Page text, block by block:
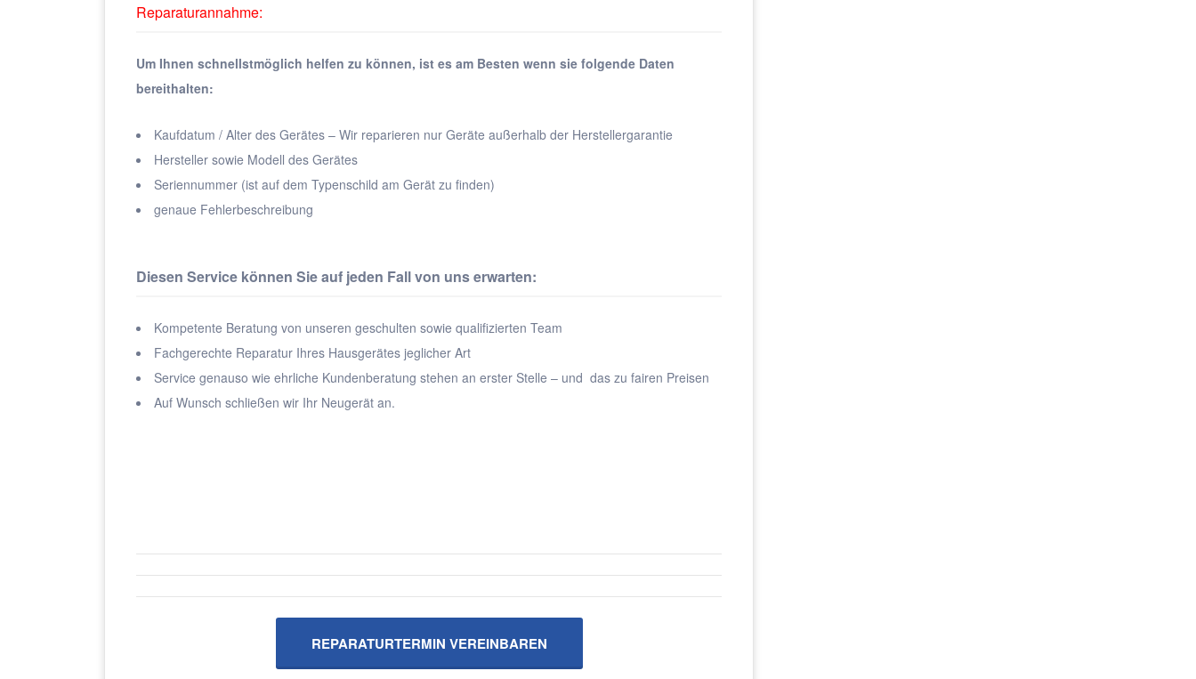
Reparaturannahme:
Um Ihnen schnellstmöglich helfen zu können, ist es am Besten wenn sie folgende Daten
bereithalten:
Kaufdatum / Alter des Gerätes – Wir reparieren nur Geräte außerhalb der Herstellergarantie
Hersteller sowie Modell des Gerätes
Seriennummer (ist auf dem Typenschild am Gerät zu finden)
genaue Fehlerbeschreibung
Diesen Service können Sie auf jeden Fall von uns erwarten:
Kompetente Beratung von unseren geschulten sowie qualifizierten Team
Fachgerechte Reparatur Ihres Hausgerätes jeglicher Art
Service genauso wie ehrliche Kundenberatung stehen an erster Stelle – und das zu fairen Preisen
Auf Wunsch schließen wir Ihr Neugerät an.
REPARATURTERMIN VEREINBAREN